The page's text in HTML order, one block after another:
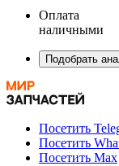
Оплата
наличными
Подобрать
Посетить
Посетить
Посетить Max